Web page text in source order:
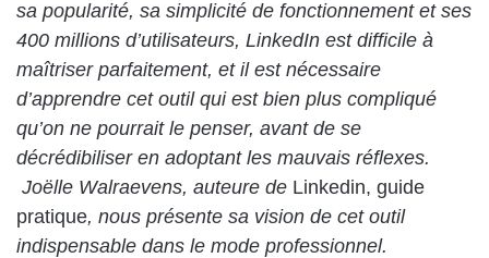
sa popularité, sa simplicité de fonctionnement et ses
400 millions d’utilisateurs, LinkedIn est difficile à
maîtriser parfaitement, et il est nécessaire
d’apprendre cet outil qui est bien plus compliqué
qu’on ne pourrait le penser, avant de se
décrédibiliser en adoptant les mauvais réflexes.
Joëlle Walraevens, auteure de Linkedin, guide
pratique, nous présente sa vision de cet outil
indispensable dans le mode professionnel.